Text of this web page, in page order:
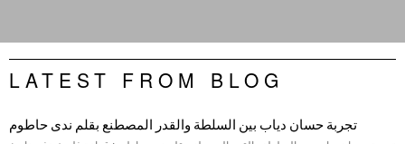
LATEST FROM BLOG
تجربة حسان دياب بين السلطة والقدر المصطنع بقلم ندى حاطوم